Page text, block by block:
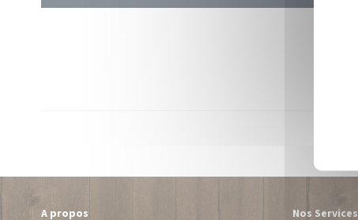
A propos Nos Services